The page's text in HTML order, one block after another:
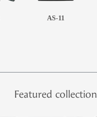
AS-11
Featured collection